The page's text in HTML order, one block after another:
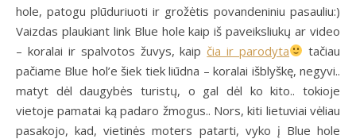
hole, patogu plūduriuoti ir grožėtis povandeniniu pasauliu:)
Vaizdas plaukiant link Blue hole kaip iš paveiksliukų ar video
– koralai ir spalvotos žuvys, kaip čia ir parodyta
tačiau
pačiame Blue hol’e šiek tiek liūdna – koralai išblyškę, negyvi..
matyt dėl daugybės turistų, o gal dėl ko kito.. tokioje
vietoje pamatai ką padaro žmogus.. Nors, kiti lietuviai vėliau
pasakojo, kad, vietinės moters patarti, vyko į Blue hole